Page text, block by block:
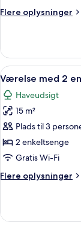
-Flere oplysninger
Flere
til
4
personer
handicapvenligt
fælles
badeværelse
Indlæs
alle
billeder
af
Værelse
med
2
-
1
Værelse med 2
Haveudsigt
15 m²
Plads til 3
2 enkeltsenge
Gratis Wi-Fi
Flere oplysninger
Flere
med